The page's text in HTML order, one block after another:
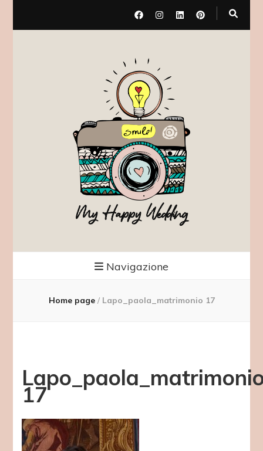
My Happy Wedding
Navigazione
Home page / Lapo_paola_matrimonio 17
17